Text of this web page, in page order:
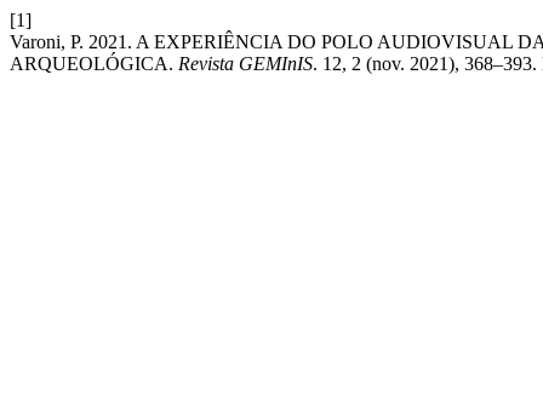
[1]
Varoni, P. 2021. A EXPERIÊNCIA DO POLO AUDIOVISUAL
ARQUEOLÓGICA. Revista GEMInIS. 12, 2 (nov. 2021),